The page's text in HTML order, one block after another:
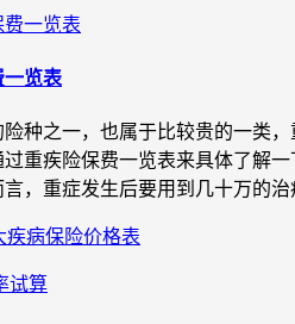
一览表
种之一，也属于比较贵的一类
重疾险保费一览表来具体了解
，重症发生后要用到几十万的治
疾病保险价格表